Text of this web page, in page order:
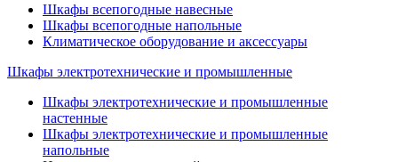
Шкафы всепогодные навесные
Шкафы всепогодные напольные
Климатическое оборудование и аксессуары
Шкафы электротехнические и промышленные
Шкафы электротехнические и промышленные
настенные
Шкафы электротехнические и промышленные
напольные